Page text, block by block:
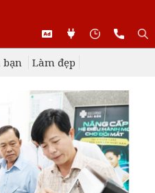
bạn Làm đẹp